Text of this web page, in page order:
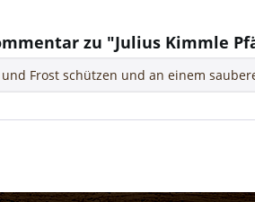
zu "Julius Kimmle
und Frost schützen und an einem